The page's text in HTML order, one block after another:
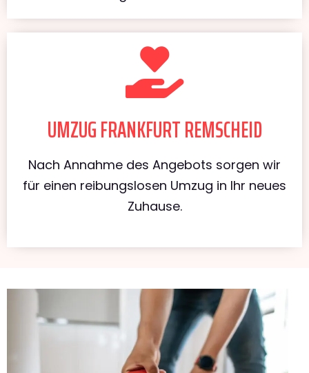
UMZUG FRANKFURT REMSCHEID
Nach Annahme des Angebots sorgen wir
für einen reibungslosen Umzug in Ihr neues
Zuhause.